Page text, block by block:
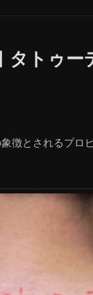
タトゥ
徴とされるプロ